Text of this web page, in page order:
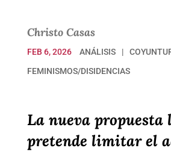
Christo Casas
FEB 6, 2026 ANÁLISIS
FEMINISMOS/DISIDENCIAS
La nueva propuesta
pretende limitar el